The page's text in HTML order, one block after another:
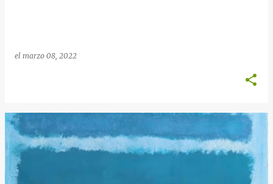
el marzo 08, 2022